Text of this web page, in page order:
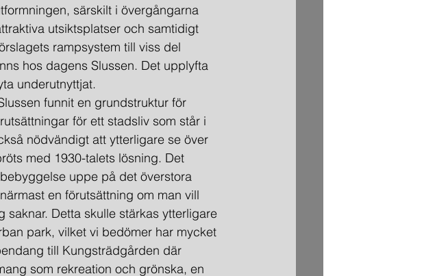
särskilt i övergångarna
utsiktsplatser och samtidigt
rampsystem till viss del
hos dagens Slussen. Det upplyfta
underutnyttjat.
funnit en grund­struktur för
för ett stadsliv som står i
nödvändigt att ytterligare se över
med 1930-talets lösning. Det
uppe på det överstora
en förutsättning om man vill
Detta skulle stärkas ytterligare
park, vilket vi bedömer har mycket
till Kungsträdgården där
som rekreation och grönska, en